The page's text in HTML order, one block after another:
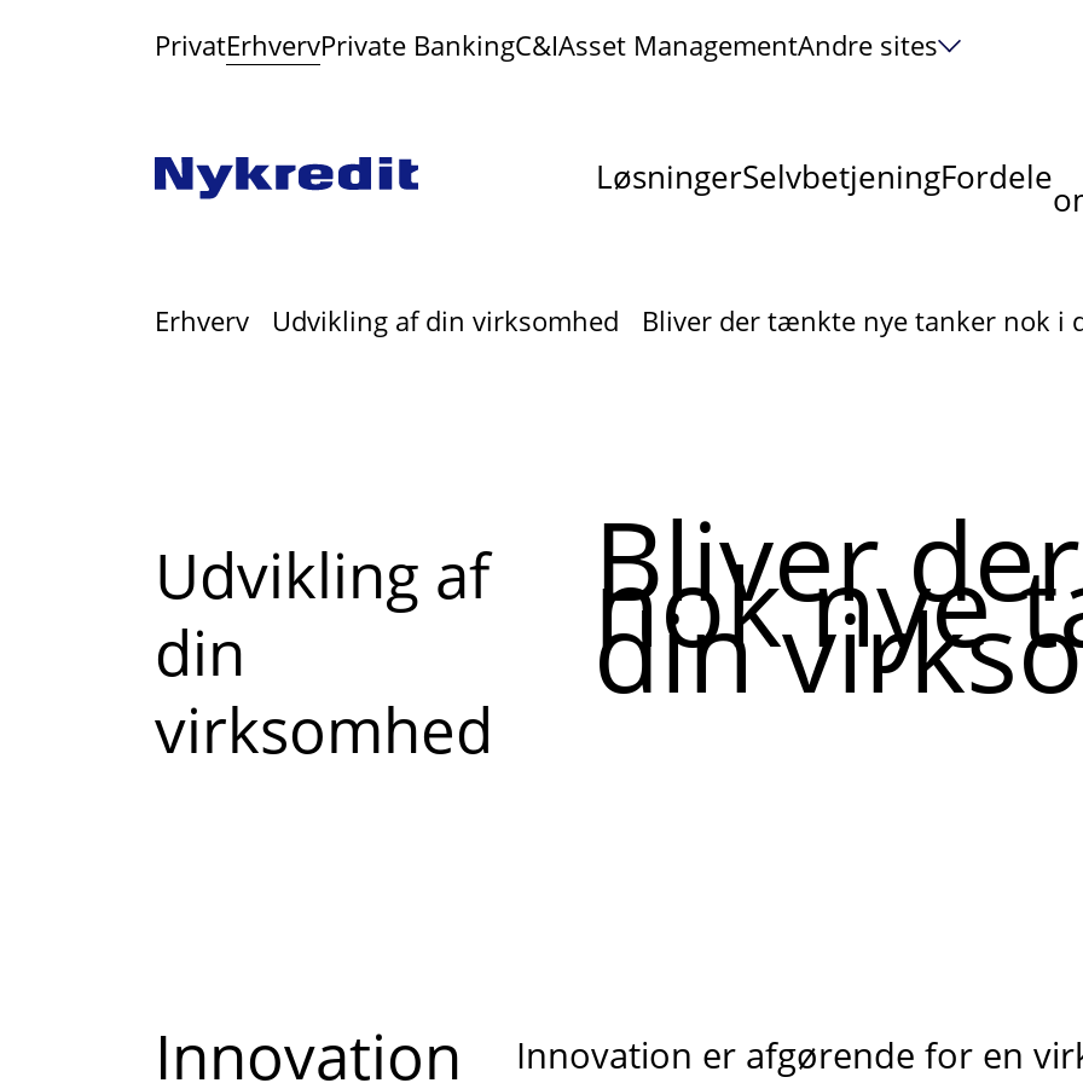
PrivatErhvervPrivate BankingC&IAsset ManagementAndre sites
LøsningerSelvbetjeningFordele
Erhverv Udvikling af din virksomhed Bliver der tænkte nye tanker nok i
Read
more
about
Udvikling af
din
virksomhed
Bliver
nok nye
din
Innovation
Innovation er afgørende for en